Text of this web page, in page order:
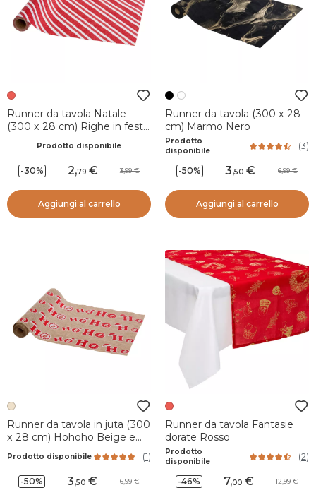
Runner da tavola Natale
(300 x 28 cm) Righe in festa
Prodotto disponibile
-30% 2,79 3,99
Aggiungi al carrello
Runner da tavola (300 x 28
cm) Marmo Nero
Prodotto
disponibile
(3)
-50% 3,50 6,99
Aggiungi al carrello
Runner da tavola in juta (300
x 28 cm) Hohoho Beige e
Prodotto disponibile (1)
-50% 3,50 6,99
Runner da tavola Fantasie
dorate Rosso
Prodotto
disponibile
(2)
-46% 7,00 12,99